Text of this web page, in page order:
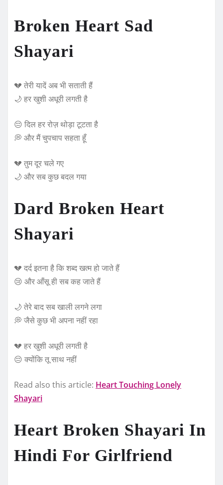
Broken Heart Sad
Shayari
💔 तेरी यादें अब भी सताती हैं
🌙 हर खुशी अधूरी लगती है
😔 दिल हर रोज़ थोड़ा टूटता है
💭 और मैं चुपचाप सहता हूँ
💔 तुम दूर चले गए
🌙 और सब कुछ बदल गया
Dard Broken Heart
Shayari
💔 दर्द इतना है कि शब्द खत्म हो जाते हैं
😢 और आँसू ही सब कह जाते हैं
🌙 तेरे बाद सब खाली लगने लगा
💭 जैसे कुछ भी अपना नहीं रहा
💔 हर खुशी अधूरी लगती है
😔 क्योंकि तू साथ नहीं
Read also this article: Heart Touching Lonely
Shayari
Heart Broken Shayari In
Hindi For Girlfriend